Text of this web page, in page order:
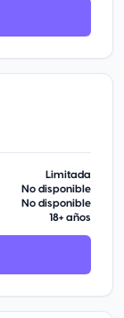
Limitada
No disponible
No disponible
18+ años